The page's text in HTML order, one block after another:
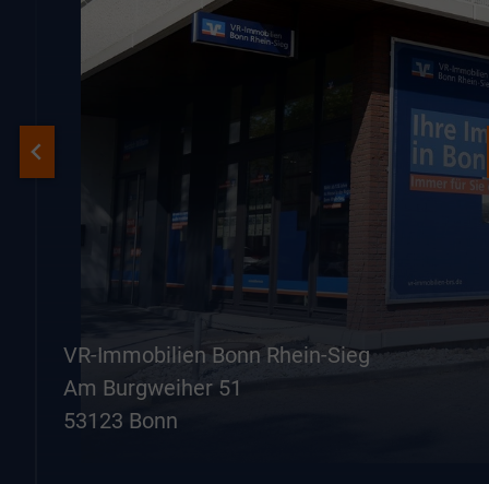
VR-Immobilien Bonn Rhein-Sieg
Am Burgweiher 51
53123 Bonn